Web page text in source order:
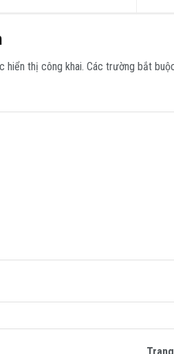
hiển thị công khai. Các trường bắt